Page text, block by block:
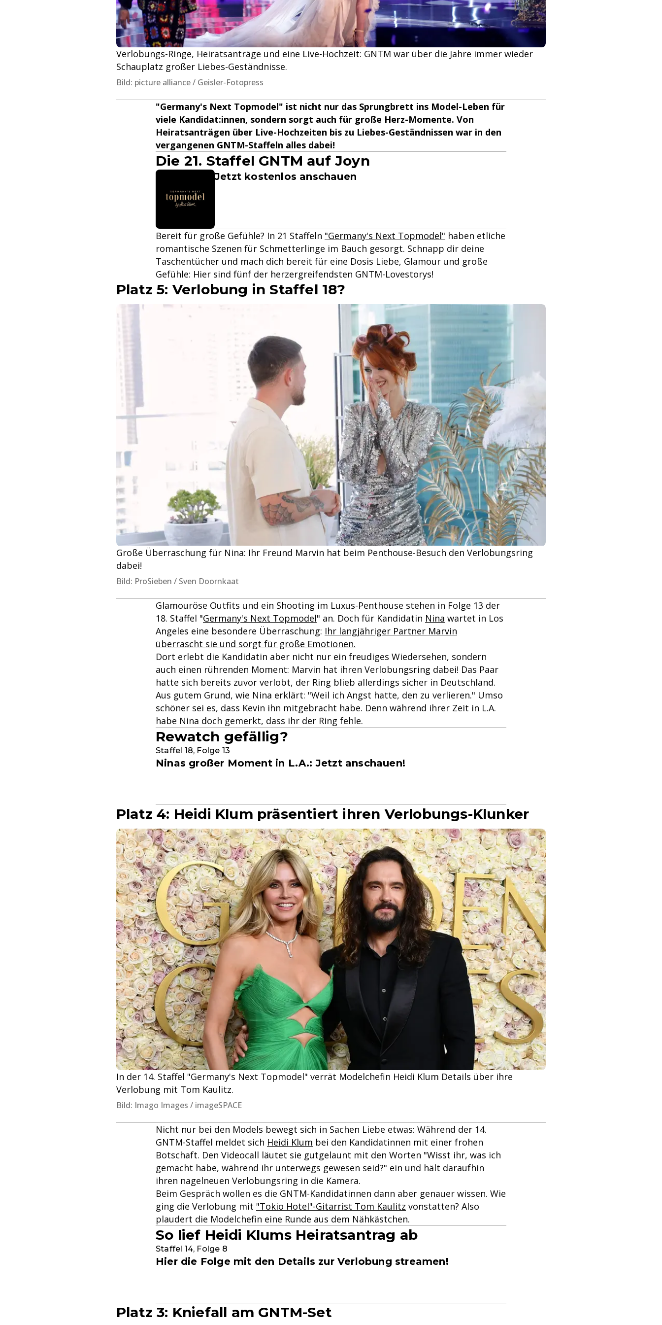
Verlobungs-Ringe, Heiratsanträge und eine Live-Hochzeit: GNTM war über die Jahre immer wieder
Schauplatz großer Liebes-Geständnisse.
Bild: picture alliance / Geisler-Fotopress
"Germany's Next Topmodel" ist nicht nur das Sprungbrett ins Model-Leben für
viele Kandidat:innen, sondern sorgt auch für große Herz-Momente. Von
Heiratsanträgen über Live-Hochzeiten bis zu Liebes-Geständnissen war in den
vergangenen GNTM-Staffeln alles dabei!
Die 21. Staffel GNTM auf Joyn
Jetzt kostenlos anschauen
Bereit für große Gefühle? In 21 Staffeln "Germany's Next Topmodel" haben etliche
romantische Szenen für Schmetterlinge im Bauch gesorgt. Schnapp dir deine
Taschentücher und mach dich bereit für eine Dosis Liebe, Glamour und große
Gefühle: Hier sind fünf der herzergreifendsten GNTM-Lovestorys!
Platz 5: Verlobung in Staffel 18?
Große Überraschung für Nina: Ihr Freund Marvin hat beim Penthouse-Besuch den Verlobungsring
dabei!
Bild: ProSieben / Sven Doornkaat
Glamouröse Outfits und ein Shooting im Luxus-Penthouse stehen in Folge 13 der
18. Staffel "Germany's Next Topmodel" an. Doch für Kandidatin Nina wartet in Los
Angeles eine besondere Überraschung: Ihr langjähriger Partner Marvin
überrascht sie und sorgt für große Emotionen.
Dort erlebt die Kandidatin aber nicht nur ein freudiges Wiedersehen, sondern
auch einen rührenden Moment: Marvin hat ihren Verlobungsring dabei! Das Paar
hatte sich bereits zuvor verlobt, der Ring blieb allerdings sicher in Deutschland.
Aus gutem Grund, wie Nina erklärt: "Weil ich Angst hatte, den zu verlieren." Umso
schöner sei es, dass Kevin ihn mitgebracht habe. Denn während ihrer Zeit in L.A.
habe Nina doch gemerkt, dass ihr der Ring fehle.
Rewatch gefällig?
Staffel 18, Folge 13
Ninas großer Moment in L.A.: Jetzt anschauen!
Platz 4: Heidi Klum präsentiert ihren Verlobungs-Klunker
In der 14. Staffel "Germany's Next Topmodel" verrät Modelchefin Heidi Klum Details über ihre
Verlobung mit Tom Kaulitz.
Bild: Imago Images / imageSPACE
Nicht nur bei den Models bewegt sich in Sachen Liebe etwas: Während der 14.
GNTM-Staffel meldet sich Heidi Klum bei den Kandidatinnen mit einer frohen
Botschaft. Den Videocall läutet sie gutgelaunt mit den Worten "Wisst ihr, was ich
gemacht habe, während ihr unterwegs gewesen seid?" ein und hält daraufhin
ihren nagelneuen Verlobungsring in die Kamera.
Beim Gespräch wollen es die GNTM-Kandidatinnen dann aber genauer wissen. Wie
ging die Verlobung mit "Tokio Hotel"-Gitarrist Tom Kaulitz vonstatten? Also
plaudert die Modelchefin eine Runde aus dem Nähkästchen.
So lief Heidi Klums Heiratsantrag ab
Staffel 14, Folge 8
Hier die Folge mit den Details zur Verlobung streamen!
Platz 3: Kniefall am GNTM-Set